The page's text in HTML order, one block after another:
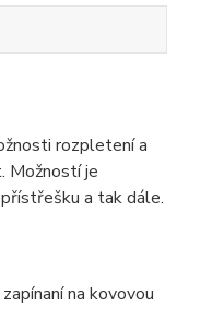
rozpletení a
Možností je
a tak dále.
na kovovou